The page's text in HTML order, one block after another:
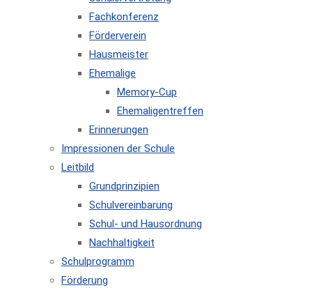
Fachkonferenz
Förderverein
Hausmeister
Ehemalige
Memory-Cup
Ehemaligentreffen
Erinnerungen
Impressionen der Schule
Leitbild
Grundprinzipien
Schulvereinbarung
Schul- und Hausordnung
Nachhaltigkeit
Schulprogramm
Förderung